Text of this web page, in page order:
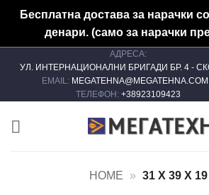
Бесплатна достава за нарачки
денари. (само за нарачки
АДРЕСА:
УЛ. ИНТЕРНАЦИОНАЛНИ БРИГАДИ БР. 4 -
EMAIL: MEGATEHNA@MEGATEHNA.COM
ТЕЛЕФОН: +38923109423
HOME » 31 Х 39 Х 19